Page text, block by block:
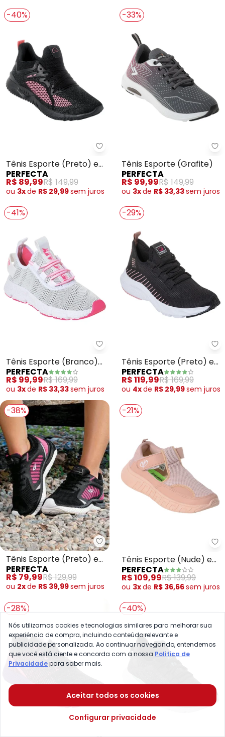
-40%
Perfecta - Tênis Esporte
Tênis Esporte (Preto) em
Sintético
PERFECTA
R$ 89,99R$ 149,99
ou 3xde R$ 29,99sem juros
-33%
Tênis Esporte (Grafite)
PERFECTA
R$ 99,99R$ 149,99
ou 3xde R$ 33,33sem juros
-41%
Perfecta - Tênis Esporte
Tênis Esporte (Branco)
em Tecido
PERFECTA
R$ 99,99R$ 169,99
ou 3xde R$ 33,33sem juros
-29%
Tênis Esporte (Preto) em
Tecido
PERFECTA
R$ 119,99R$ 169,99
ou 4xde R$ 29,99sem juros
-38%
Perfecta - Tênis Esporte
Tênis Esporte (Preto) em
Tecido Mesh
PERFECTA
R$ 79,99R$ 129,99
ou 2xde R$ 39,99sem juros
-21%
Tênis Esporte (Nude) em
Sintético
PERFECTA
R$ 109,99R$ 139,99
ou 3xde R$ 36,66sem juros
-28% -40%
Nós utilizamos cookies e tecnologias similares para melhorar sua
experiência de compra, incluindo conteúdo relevante e
publicidade personalizada. Ao continuar navegando, entendemos
que você está ciente e concorda com a nossa Política de
Privacidadepara saber mais.
Aceitar todos os cookies
Configurar privacidade